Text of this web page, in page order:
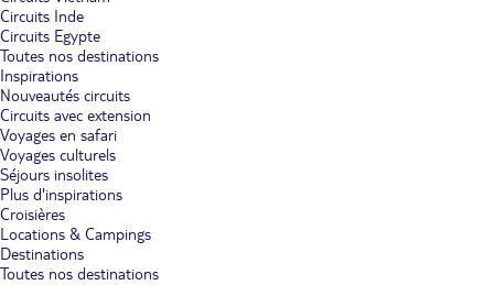
Circuits Inde
Circuits Egypte
Toutes nos destinations
Inspirations
Nouveautés circuits
Circuits avec extension
Voyages en safari
Voyages culturels
Séjours insolites
Plus d'inspirations
Croisières
Locations & Campings
Destinations
Toutes nos destinations